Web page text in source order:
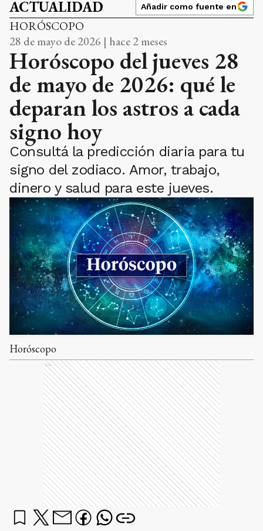
ACTUALIDAD Añadir como fuente en
HORÓSCOPO
28 de mayo de 2026 | hace 2 meses
Horóscopo del jueves 28
de mayo de 2026: qué le
deparan los astros a cada
signo hoy
Consultá la predicción diaria para tu
signo del zodiaco. Amor, trabajo,
dinero y salud para este jueves.
Horóscopo
Ads